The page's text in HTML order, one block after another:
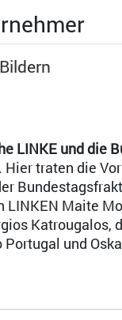
LINKE und die
. Hier traten die
LINKEN Maite
Katrougalos,
und